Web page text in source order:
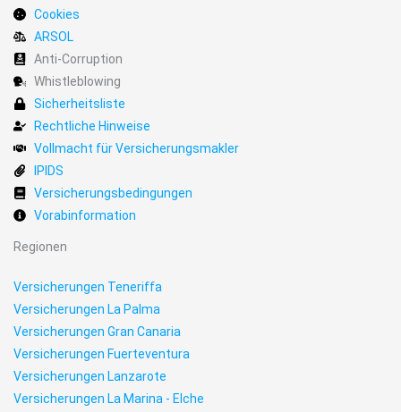
Cookies
ARSOL
Anti-Corruption
Whistleblowing
Sicherheitsliste
Rechtliche Hinweise
Vollmacht für Versicherungsmakler
IPIDS
Versicherungsbedingungen
Vorabinformation
Regionen
Versicherungen Teneriffa
Versicherungen La Palma
Versicherungen Gran Canaria
Versicherungen Fuerteventura
Versicherungen Lanzarote
Versicherungen La Marina - Elche